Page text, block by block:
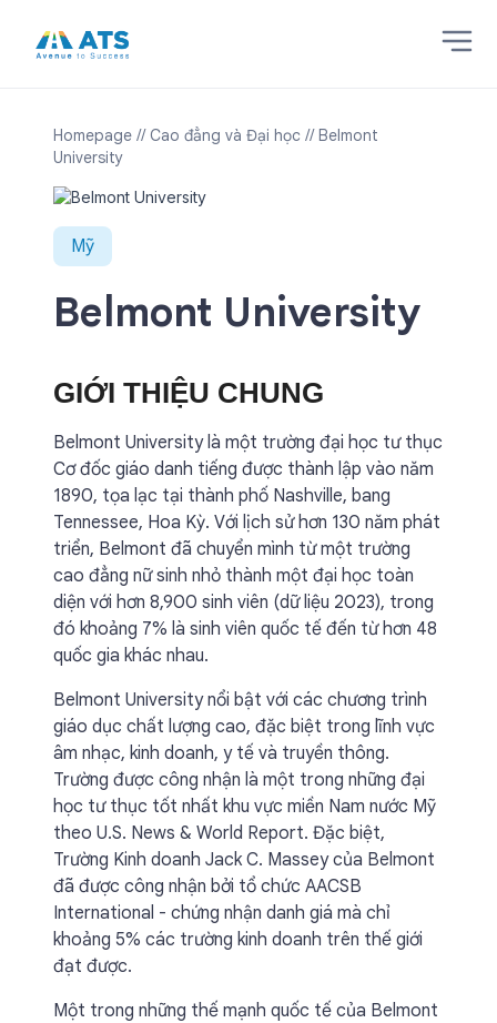
Homepage // Cao đẳng và Đại học // Belmont
University
Mỹ
Belmont University
GIỚI THIỆU CHUNG
Belmont University là một trường đại học tư thục
Cơ đốc giáo danh tiếng được thành lập vào năm
1890, tọa lạc tại thành phố Nashville, bang
Tennessee, Hoa Kỳ. Với lịch sử hơn 130 năm phát
triển, Belmont đã chuyển mình từ một trường
cao đẳng nữ sinh nhỏ thành một đại học toàn
diện với hơn 8,900 sinh viên (dữ liệu 2023), trong
đó khoảng 7% là sinh viên quốc tế đến từ hơn 48
quốc gia khác nhau.
Belmont University nổi bật với các chương trình
giáo dục chất lượng cao, đặc biệt trong lĩnh vực
âm nhạc, kinh doanh, y tế và truyền thông.
Trường được công nhận là một trong những đại
học tư thục tốt nhất khu vực miền Nam nước Mỹ
theo U.S. News & World Report. Đặc biệt,
Trường Kinh doanh Jack C. Massey của Belmont
đã được công nhận bởi tổ chức AACSB
International - chứng nhận danh giá mà chỉ
khoảng 5% các trường kinh doanh trên thế giới
đạt được.
Một trong những thế mạnh quốc tế của Belmont